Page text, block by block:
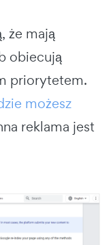
że mają
obiecują
priorytetem.
możesz
reklama jest